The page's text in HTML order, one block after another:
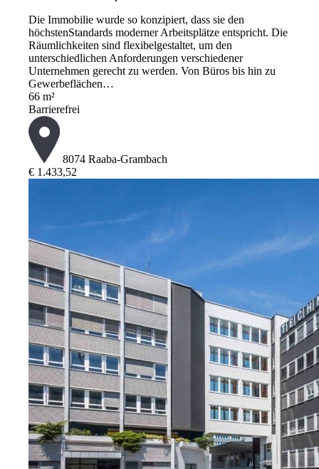
Die Immobilie wurde so konzipiert, dass sie den
höchstenStandards moderner Arbeitsplätze entspricht. Die
Räumlichkeiten sind flexibelgestaltet, um den
unterschiedlichen Anforderungen verschiedener
Unternehmen gerecht zu werden. Von Büros bis hin zu
Gewerbeflächen…
66 m²
Barrierefrei
8074 Raaba-Grambach
€ 1.433,52